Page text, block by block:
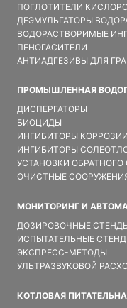
ПОГЛОТИТЕЛИ
ДЕЭМУЛЬГАТОРЫ
ВОДОРАСТВОРИМЫЕ
ПЕНОГАСИТЕЛИ
АНТИАДГЕЗИВЫ ДЛЯ
ПРОМЫШЛЕННАЯ
ДИСПЕРГАТОРЫ
БИОЦИДЫ
ИНГИБИТОРЫ КОРРОЗИИ
ИНГИБИТОРЫ
УСТАНОВКИ
ОЧИСТНЫЕ
МОНИТОРИНГ И
ДОЗИРОВОЧНЫЕ
ИСПЫТАТЕЛЬНЫЕ
ЭКСПРЕСС-МЕТОДЫ
УЛЬТРАЗВУКОВОЙ
КОТЛОВАЯ